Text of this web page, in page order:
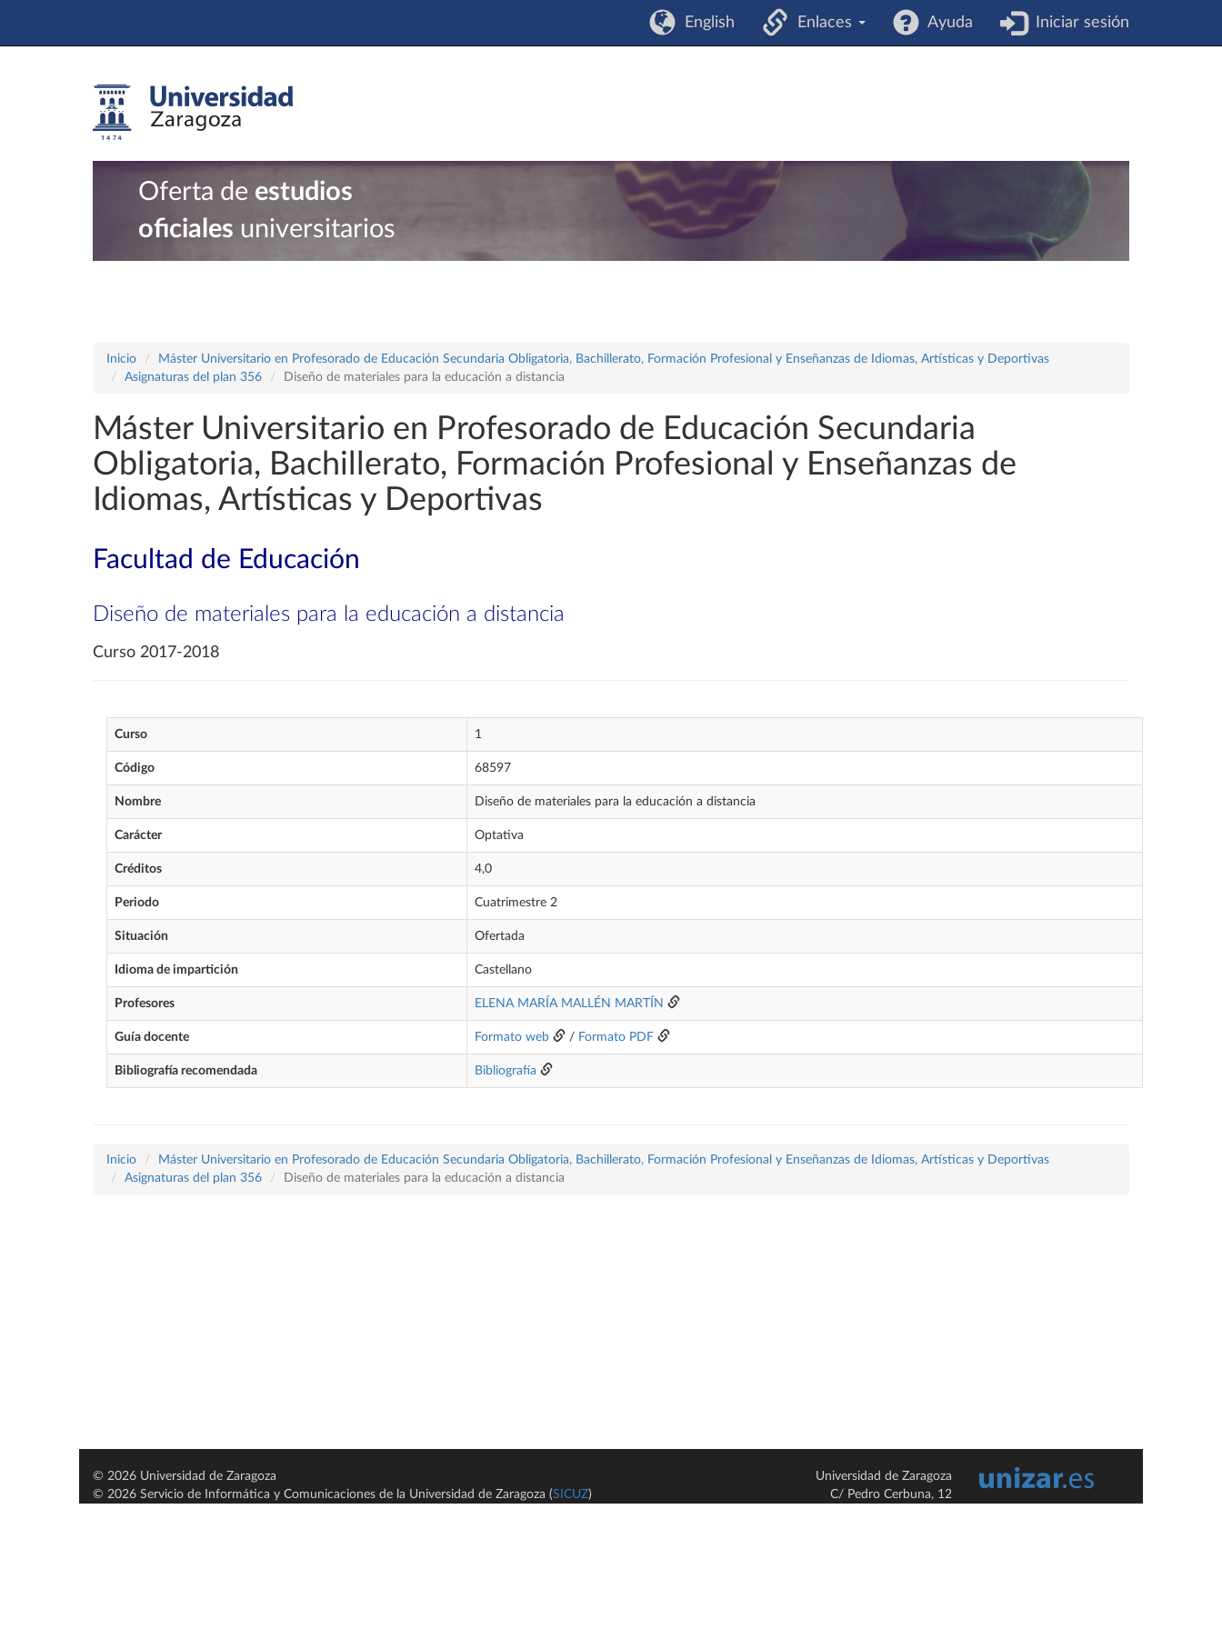
English Enlaces Ayuda Iniciar sesión
Oferta de estudios
oficiales universitarios
Inicio
Máster Universitario en Profesorado de Educación Secundaria Obligatoria, Bachillerato, Formación Profesional y Enseñanzas de Idiomas, Artísticas y Deportivas
Asignaturas del plan 356
Diseño de materiales para la educación a distancia
Máster Universitario en Profesorado de Educación Secundaria
Obligatoria, Bachillerato, Formación Profesional y Enseñanzas de
Idiomas, Artísticas y Deportivas
Facultad de Educación
Diseño de materiales para la educación a distancia
Curso 2017-2018
Curso 1
Código 68597
Nombre Diseño de materiales para la educación a distancia
Carácter Optativa
Créditos 4,0
Periodo Cuatrimestre 2
Situación Ofertada
Idioma de impartición Castellano
Profesores ELENA MARÍA MALLÉN MARTÍN
Guía docente Formato web / Formato PDF
Bibliografía recomendada Bibliografía
Inicio
Máster Universitario en Profesorado de Educación Secundaria Obligatoria, Bachillerato, Formación Profesional y Enseñanzas de Idiomas, Artísticas y Deportivas
Asignaturas del plan 356
Diseño de materiales para la educación a distancia
© 2026 Universidad de Zaragoza
© 2026 Servicio de Informática y Comunicaciones de la Universidad de Zaragoza (SICUZ)
Universidad de Zaragoza
C/ Pedro Cerbuna, 12